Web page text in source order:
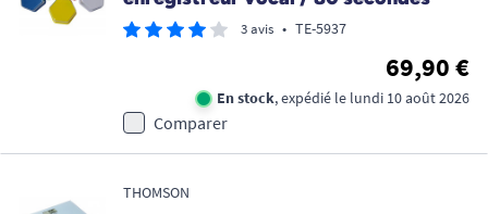
3 avis • TE-5937
69,90 €
En stock, expédié le lundi 10 août 2026
Comparer
THOMSON